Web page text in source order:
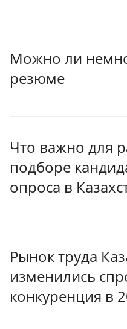
Можно ли
резюме
Что важно для
подборе
опроса в
Рынок труда
изменились
конкуренция в